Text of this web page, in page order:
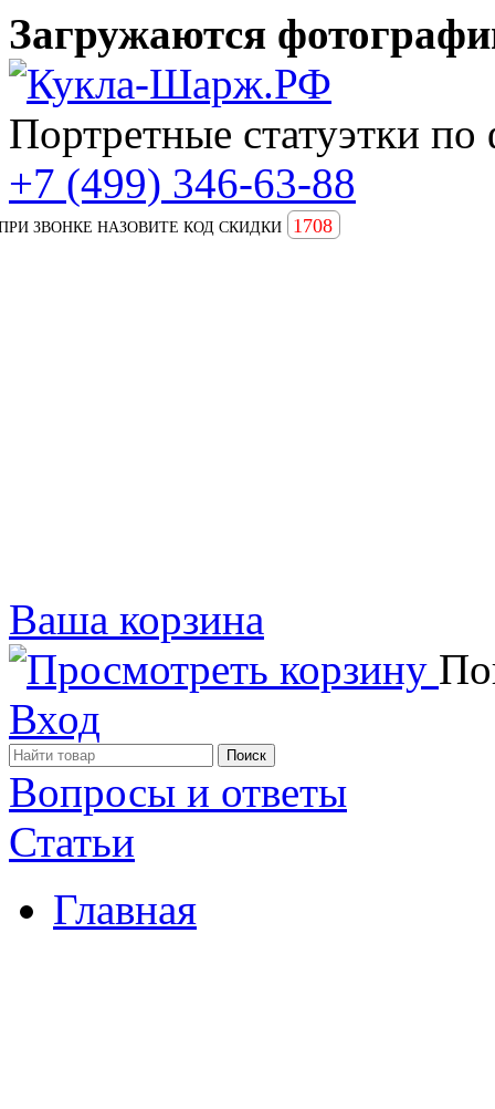
Загружаются
Портретные статуэтки по
+7 (499) 346-63-88
ЗВОНКЕ НАЗОВИТЕ КОД СКИДКИ 1708
Ваша корзина
Вход
Вопросы и ответы
Статьи
Главная